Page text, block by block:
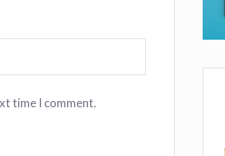
time I comment.